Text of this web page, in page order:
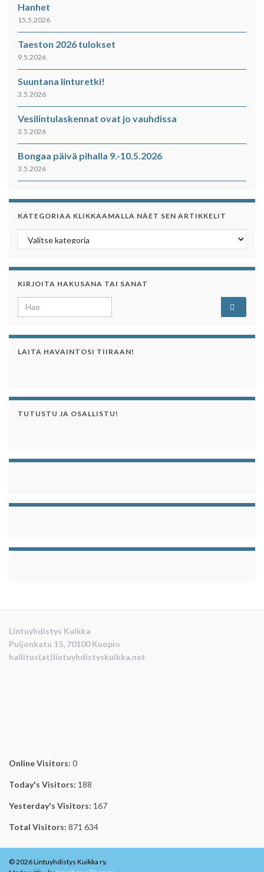
Hanhet
15.5.2026
Taeston 2026 tulokset
9.5.2026
Suuntana linturetki!
3.5.2026
Vesilintulaskennat ovat jo vauhdissa
3.5.2026
Bongaa päivä pihalla 9.-10.5.2026
3.5.2026
KATEGORIAA KLIKKAAMALLA NÄET SEN ARTIKKELIT
Kategoriaa klikkaamalla näet sen artikkelit
KIRJOITA HAKUSANA TAI SANAT
Search for:
LAITA HAVAINTOSI TIIRAAN!
TUTUSTU JA OSALLISTU!
Lintuyhdistys Kuikka
Puijonkatu 15, 70100 Kuopio
hallitus(at)lintuyhdistyskuikka.net
Online Visitors: 0
Today's Visitors: 188
Yesterday's Visitors: 167
Total Visitors: 871 634
© 2026 Lintuyhdistys Kuikka ry.